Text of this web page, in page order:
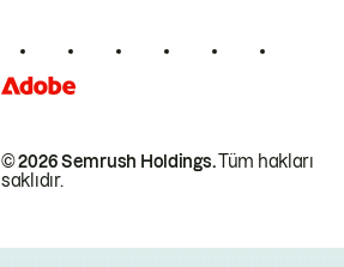
© 2026 Semrush Holdings.Tüm hakları
saklıdır.